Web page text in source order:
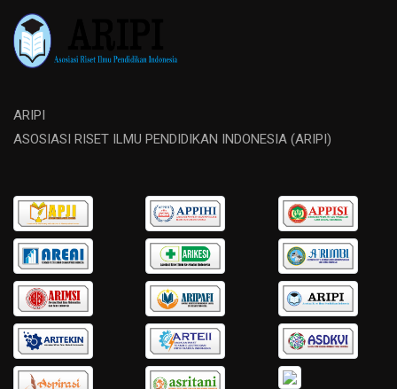
ARIPI
ASOSIASI RISET ILMU PENDIDIKAN INDONESIA (ARIPI)